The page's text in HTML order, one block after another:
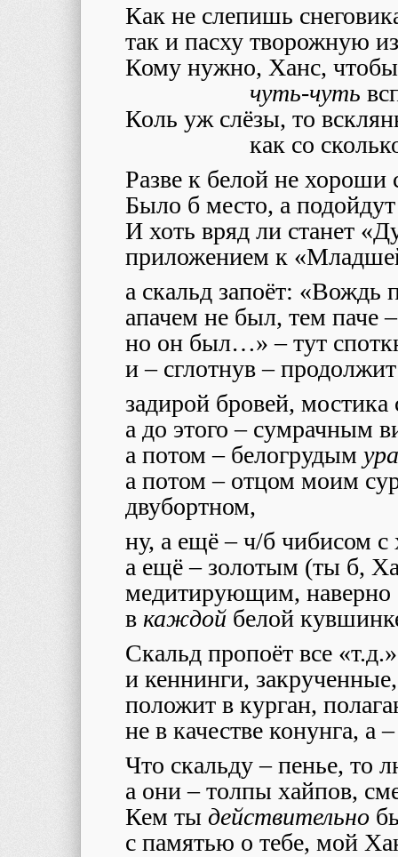
Как не слепишь
так и пасху творожную
Кому нужно, Ханс,
чуть-чуть
Коль уж слёзы, то
как со
Разве к белой не хороши
Было б место, а
И хоть вряд ли станет
приложением к
а скальд запоёт:
апачем не был, тем паче
но он был…» – тут
и – сглотнув –
задирой бровей, мостика
а до этого – сумрачным
а потом – белогрудым ура
а потом – отцом моим
двубортном,
ну, а ещё – ч/б чибисом
а ещё – золотым (ты б,
медитирующим, наверно
в каждой белой
Скальд пропоёт все
и кеннинги,
положит в курган,
не в качестве конунга, а
Что скальду – пенье, то
а они – толпы хайпов,
Кем ты действительно
с памятью о тебе, мой